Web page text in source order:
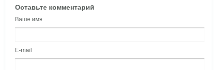
Оставьте комментарий
Ваше имя
E-mail